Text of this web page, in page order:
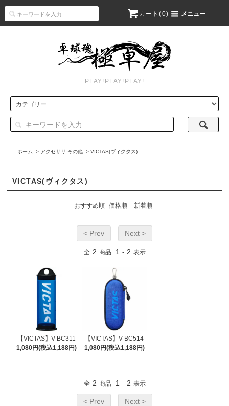
カート(0) メニュー
PLAY!PLAY!PLAY!
ホーム > アクセサリ その他 > VICTAS(ヴィクタス)
VICTAS(ヴィクタス)
おすすめ順 価格順 新着順
< Prev Next >
全 2 商品 1 - 2 表示
【VICTAS】V-BC311
1,080円(税込1,188円)
【VICTAS】V-BC514
1,080円(税込1,188円)
全 2 商品 1 - 2 表示
< Prev Next >